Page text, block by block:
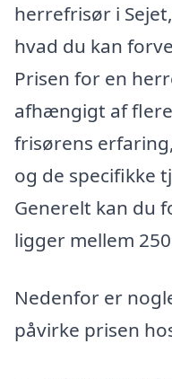
herrefrisør i
hvad du kan
Prisen for en
afhængigt af
frisørens
og de specifikke
Generelt kan du
ligger mellem
Nedenfor er
påvirke prisen